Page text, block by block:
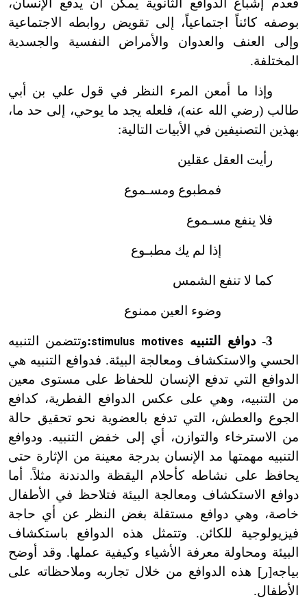
فعدم إشباع الدوافع الثانوية يمكن أن يدفع الإنسان،
بوصفه كائناً اجتماعياً، إلى تقويض روابطه الاجتماعية
وإلى العنف والعدوان والأمراض النفسية والجسدية
المختلفة.
وإذا ما أمعن المرء النظر في قول علي بن أبي
طالب (رضي الله عنه)، فلعله يجد ما يوحي، إلى حد ما،
بهذين التصنيفين في الأبيات التالية:
رأيت العقل عقلين
فمطبوع ومسـموع
فلا ينفع مسـموع
إذا لم يك مطبـوع
كما لا تنفع الشمس
وضوء العين ممنوع
3
-دوافع التنبيه stimulus motives
:وتتضمن التنبيه
الحسي والاستكشاف ومعالجة البيئة. فدوافع التنبيه هي
الدوافع التي تدفع الإنسان للحفاظ على مستوى معين
من التنبيه، وهي على عكس الدوافع الفطرية، كدافع
الجوع والعطش، التي تدفع بالعضوية نحو تحقيق حالة
من الاسترخاء والتوازن، أي إلى خفض التنبيه. ودوافع
التنبيه مهمتها مد الإنسان بدرجة معينة من الإثارة حتى
يحافظ على نشاطه كأحلام اليقظة والدندنة مثلاً. أما
دوافع الاستكشاف ومعالجة البيئة فتلاحظ في الأطفال
خاصة، وهي دوافع مستقلة بغض النظر عن أي حاجة
فيزيولوجية للكائن. وتتمثل هذه الدوافع باستكشاف
البيئة ومحاولة معرفة الأشياء وكيفية عملها. وقد أوضح
بياجه[ر] هذه الدوافع من خلال تجاربه وملاحظاته على
الأطفال.